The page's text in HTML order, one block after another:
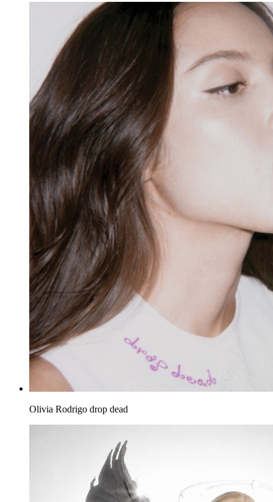
Olivia Rodrigo drop dead